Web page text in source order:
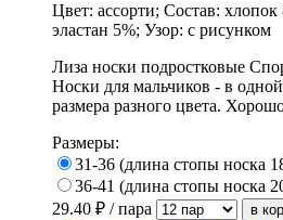
Цвет: ассорти; Состав:
эластан 5%; Узор: с рисунком
Лиза носки подростковые
Носки для мальчиков - в
размера разного цвета.
Размеры:
31-36 (длина стопы носка
36-41 (длина стопы носка
29.40 ₽ / пара